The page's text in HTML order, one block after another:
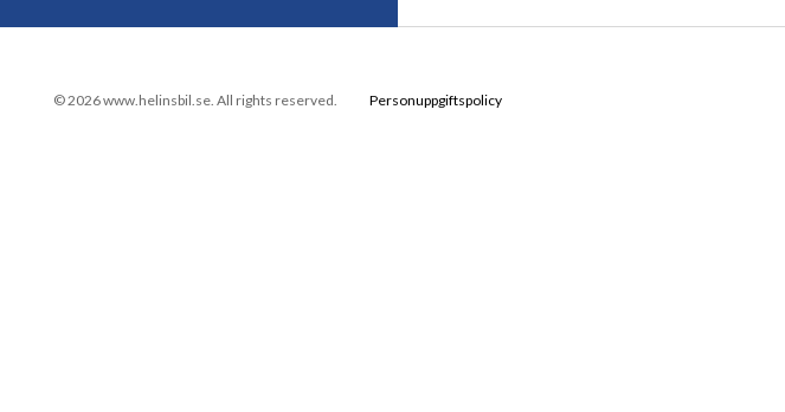
© 2026 www.helinsbil.se. All rights reserved. Personuppgiftspolicy